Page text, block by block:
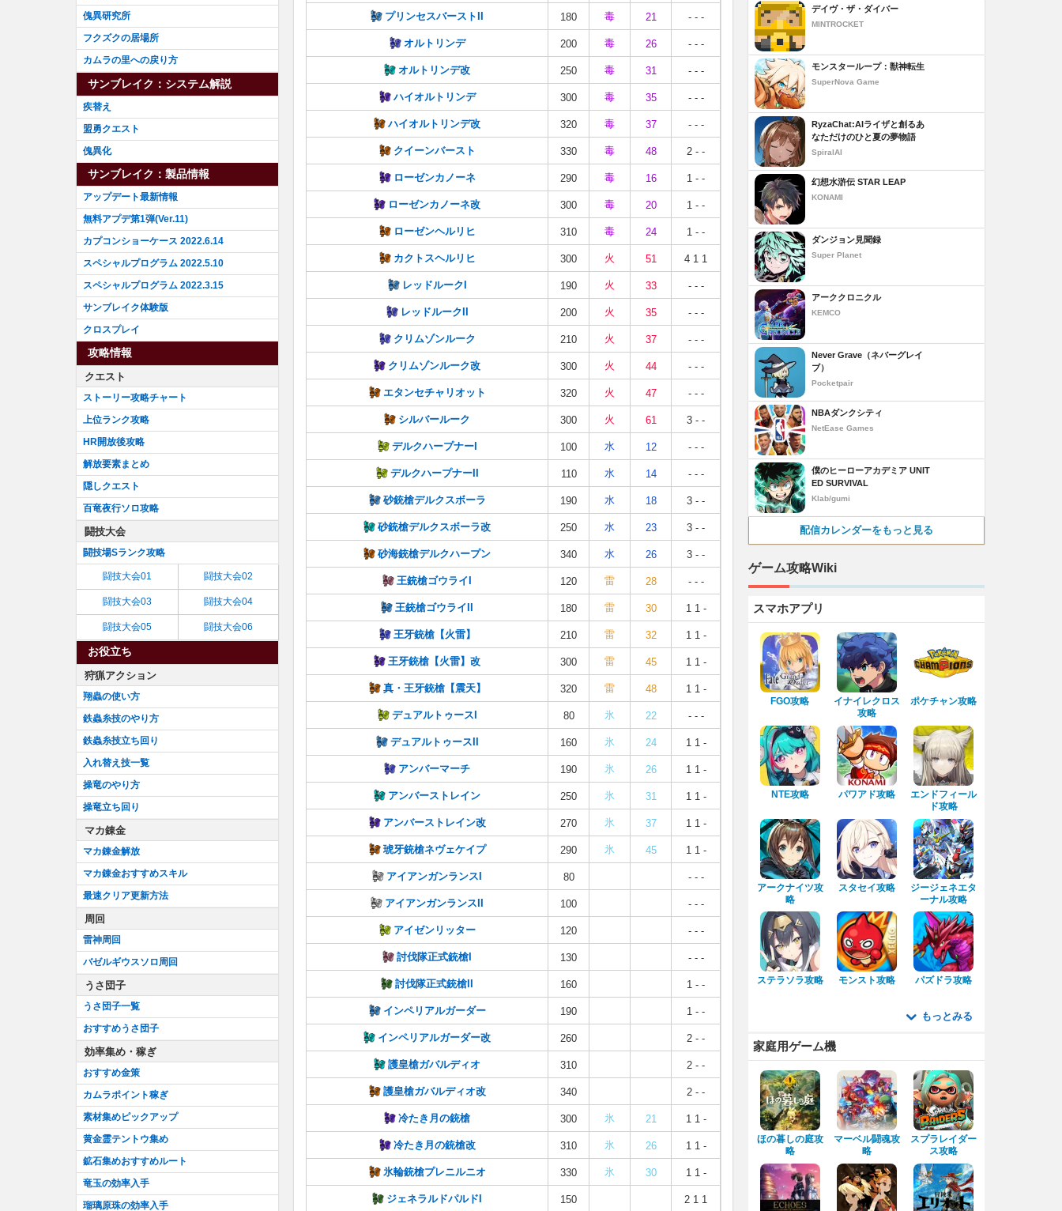
プリンセスバーストII 180 毒 21 - - -
オルトリンデ 200 毒 26 - - -
オルトリンデ改 250 毒 31 - - -
ハイオルトリンデ 300 毒 35 - - -
ハイオルトリンデ改 320 毒 37 - - -
クイーンバースト 330 毒 48 2 - -
ローゼンカノーネ 290 毒 16 1 - -
ローゼンカノーネ改 300 毒 20 1 - -
ローゼンヘルリヒ 310 毒 24 1 - -
カクトスヘルリヒ 300 火 51 4 1 1
レッドルークI 190 火 33 - - -
レッドルークII 200 火 35 - - -
クリムゾンルーク 210 火 37 - - -
クリムゾンルーク改 300 火 44 - - -
エタンセチャリオット 320 火 47 - - -
シルバールーク 300 火 61 3 - -
デルクハープナーI 100 水 12 - - -
デルクハープナーII 110 水 14 - - -
砂銃槍デルクスボーラ 190 水 18 3 - -
砂銃槍デルクスボーラ改 250 水 23 3 - -
砂海銃槍デルクハープン 340 水 26 3 - -
王銃槍ゴウライI 120 雷 28 - - -
王銃槍ゴウライII 180 雷 30 1 1 -
王牙銃槍【火雷】 210 雷 32 1 1 -
王牙銃槍【火雷】改 300 雷 45 1 1 -
真・王牙銃槍【震天】 320 雷 48 1 1 -
デュアルトゥースI 80 氷 22 - - -
デュアルトゥースII 160 氷 24 1 1 -
アンバーマーチ 190 氷 26 1 1 -
アンバーストレイン 250 氷 31 1 1 -
アンバーストレイン改 270 氷 37 1 1 -
琥牙銃槍ネヴェケイプ 290 氷 45 1 1 -
アイアンガンランスI 80 - - -
アイアンガンランスII 100 - - -
アイゼンリッター 120 - - -
討伐隊正式銃槍I 130 - - -
討伐隊正式銃槍II 160 1 - -
インペリアルガーダー 190 1 - -
インペリアルガーダー改 260 2 - -
護皇槍ガバルディオ 310 2 - -
護皇槍ガバルディオ改 340 2 - -
冷たき月の銃槍 300 氷 21 1 1 -
冷たき月の銃槍改 310 氷 26 1 1 -
氷輪銃槍プレニルニオ 330 氷 30 1 1 -
ジェネラルドパルドI 150 2 1 1
傀異研究所
フクズクの居場所
カムラの里への戻り方
サンブレイク：システム解説
疾替え
盟勇クエスト
傀異化
サンブレイク：製品情報
アップデート最新情報
無料アプデ第1弾(Ver.11)
カプコンショーケース 2022.6.14
スペシャルプログラム 2022.5.10
スペシャルプログラム 2022.3.15
サンブレイク体験版
クロスプレイ
攻略情報
クエスト
ストーリー攻略チャート
上位ランク攻略
HR開放後攻略
解放要素まとめ
隠しクエスト
百竜夜行ソロ攻略
闘技大会
闘技場Sランク攻略
闘技大会01 闘技大会02
闘技大会03 闘技大会04
闘技大会05 闘技大会06
お役立ち
狩猟アクション
翔蟲の使い方
鉄蟲糸技のやり方
鉄蟲糸技立ち回り
入れ替え技一覧
操竜のやり方
操竜立ち回り
マカ錬金
マカ錬金解放
マカ錬金おすすめスキル
最速クリア更新方法
周回
雷神周回
バゼルギウスソロ周回
うさ団子
うさ団子一覧
おすすめうさ団子
効率集め・稼ぎ
おすすめ金策
カムラポイント稼ぎ
素材集めピックアップ
黄金霊テントウ集め
鉱石集めおすすめルート
竜玉の効率入手
瑠璃原珠の効率入手
デイヴ・ザ・ダイバー
MINTROCKET
モンスターループ：獣神転生
SuperNova Game
RyzaChat:AIライザと創るあ
なただけのひと夏の夢物語
SpiralAI
幻想水滸伝 STAR LEAP
KONAMI
ダンジョン見聞録
Super Planet
アーククロニクル
KEMCO
Never Grave（ネバーグレイ
ブ）
Pocketpair
NBAダンクシティ
NetEase Games
僕のヒーローアカデミア UNIT
ED SURVIVAL
Klab/gumi
配信カレンダーをもっと見る
ゲーム攻略Wiki
スマホアプリ
FGO攻略
イナイレクロス
攻略
ポケチャン攻略
NTE攻略 パワアド攻略
エンドフィール
ド攻略
アークナイツ攻
略
スタセイ攻略
ジージェネエタ
ーナル攻略
ステラソラ攻略 モンスト攻略 パズドラ攻略
もっとみる
家庭用ゲーム機
ほの暮しの庭攻
略
マーベル闘魂攻
略
スプラレイダー
ス攻略